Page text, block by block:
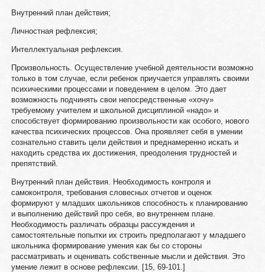
Внутренний план действия;
Личностная рефлексия;
Интеллектуальная рефлексия.
Произвольность. Осуществление учебной деятельности возможно
только в том случае, если ребенок приучается управлять своими
психическими процессами и поведением в целом. Это дает
возможность подчинять свои непосредственные «хочу»
требуемому учителем и школьной дисциплиной «надо» и
способствует формированию произвольности как особого, нового
качества психических процессов. Она проявляет себя в умении
сознательно ставить цели действия и преднамеренно искать и
находить средства их достижения, преодоления трудностей и
препятствий.
Внутренний план действия. Необходимость контроля и
самоконтроля, требования словесных отчетов и оценок
формируют у младших школьников способность к планированию
и выполнению действий про себя, во внутреннем плане.
Необходимость различать образцы рассуждения и
самостоятельные попытки их строить предполагают у младшего
школьника формирование умения как бы со стороны
рассматривать и оценивать собственные мысли и действия. Это
умение лежит в основе рефлексии. [15, 69-101.]